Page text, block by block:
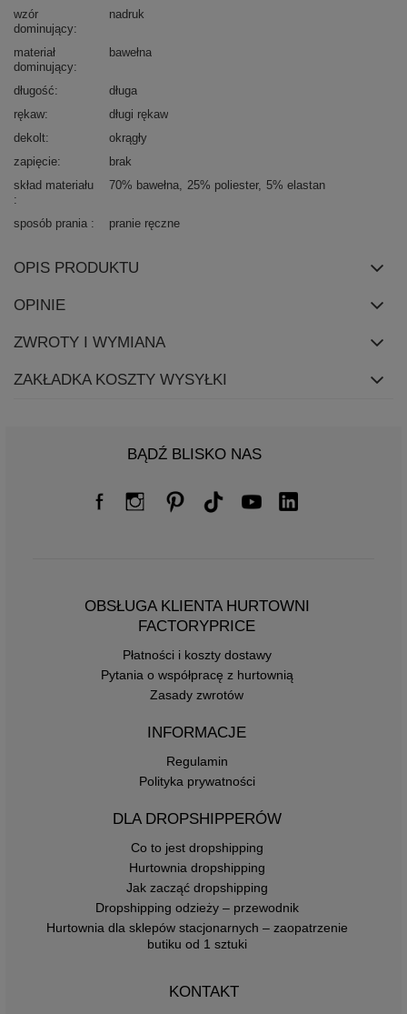
wzór
dominujący
nadruk
materiał
dominujący
bawełna
długość
długa
rękaw
długi rękaw
dekolt
okrągły
zapięcie
brak
skład materiału
70% bawełna 25% poliester 5% elastan
sposób prania pranie ręczne
OPIS PRODUKTU
OPINIE
ZWROTY I WYMIANA
ZAKŁADKA KOSZTY WYSYŁKI
BĄDŹ BLISKO NAS
OBSŁUGA KLIENTA HURTOWNI
FACTORYPRICE
Płatności i koszty dostawy
Pytania o współpracę z hurtownią
Zasady zwrotów
INFORMACJE
Regulamin
Polityka prywatności
DLA DROPSHIPPERÓW
Co to jest dropshipping
Hurtownia dropshipping
Jak zacząć dropshipping
Dropshipping odzieży – przewodnik
Hurtownia dla sklepów stacjonarnych – zaopatrzenie
butiku od 1 sztuki
KONTAKT